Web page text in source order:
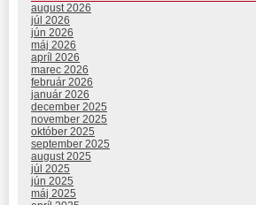
august 2026
júl 2026
jún 2026
máj 2026
apríl 2026
marec 2026
február 2026
január 2026
december 2025
november 2025
október 2025
september 2025
august 2025
júl 2025
jún 2025
máj 2025